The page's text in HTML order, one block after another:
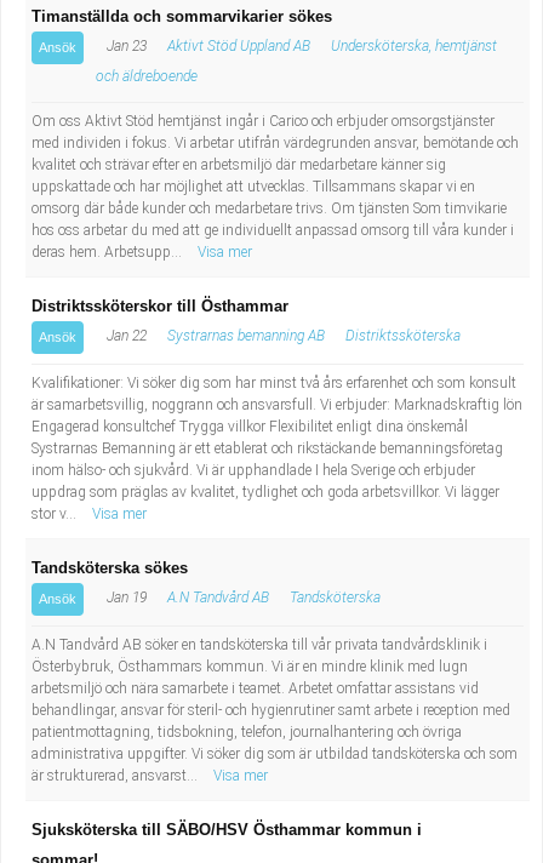
Timanställda och sommarvikarier sökes
Ansök Jan 23 Aktivt Stöd Uppland AB
Undersköterska, hemtjänst
och äldreboende
Om oss Aktivt Stöd hemtjänst ingår i Carico och erbjuder omsorgstjänster
med individen i fokus. Vi arbetar utifrån värdegrunden ansvar, bemötande och
kvalitet och strävar efter en arbetsmiljö där medarbetare känner sig
uppskattade och har möjlighet att utvecklas. Tillsammans skapar vi en
omsorg där både kunder och medarbetare trivs. Om tjänsten Som timvikarie
hos oss arbetar du med att ge individuellt anpassad omsorg till våra kunder i
deras hem. Arbetsupp...
Visa mer
Distriktssköterskor till Östhammar
Ansök Jan 22 Systrarnas bemanning AB Distriktssköterska
Kvalifikationer: Vi söker dig som har minst två års erfarenhet och som konsult
är samarbetsvillig, noggrann och ansvarsfull. Vi erbjuder: Marknadskraftig lön
Engagerad konsultchef Trygga villkor Flexibilitet enligt dina önskemål
Systrarnas Bemanning är ett etablerat och rikstäckande bemanningsföretag
inom hälso- och sjukvård. Vi är upphandlade I hela Sverige och erbjuder
uppdrag som präglas av kvalitet, tydlighet och goda arbetsvillkor. Vi lägger
stor v...
Visa mer
Tandsköterska sökes
Ansök Jan 19 A.N Tandvård AB Tandsköterska
A.N Tandvård AB söker en tandsköterska till vår privata tandvårdsklinik i
Österbybruk, Östhammars kommun. Vi är en mindre klinik med lugn
arbetsmiljö och nära samarbete i teamet. Arbetet omfattar assistans vid
behandlingar, ansvar för steril- och hygienrutiner samt arbete i reception med
patientmottagning, tidsbokning, telefon, journalhantering och övriga
administrativa uppgifter. Vi söker dig som är utbildad tandsköterska och som
är strukturerad, ansvarst...
Visa mer
Sjuksköterska till SÄBO/HSV Östhammar kommun i